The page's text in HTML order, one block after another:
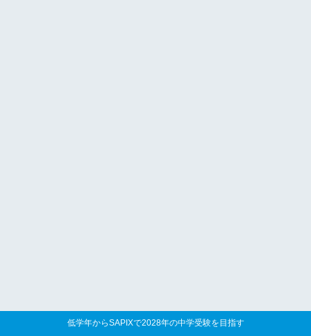
低学年からSAPIXで2028年の中学受験を目指す